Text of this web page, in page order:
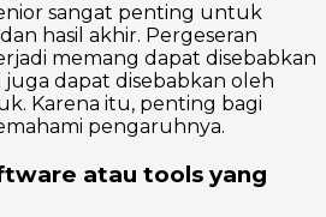
sangat penting untuk
hasil akhir. Pergeseran
memang dapat disebabkan
juga dapat disebabkan oleh
Karena itu, penting bagi
pengaruhnya.
atau tools yang